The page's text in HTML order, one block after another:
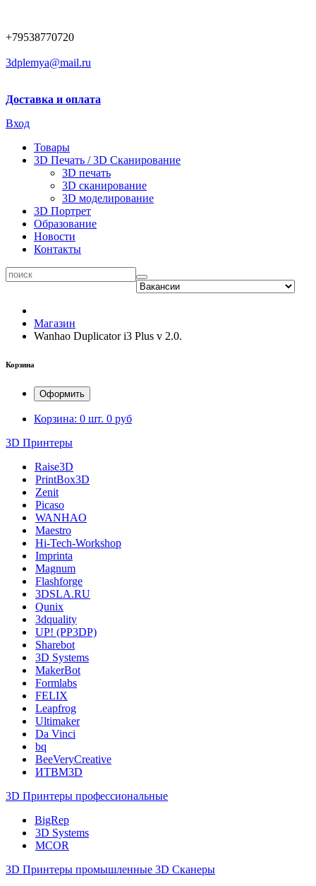
+79538770720
3dplemya@mail.ru
Доставка и оплата
Вход
Товары
3D Печать / 3D Сканирование
3D печать
3D сканирование
3D моделирование
3D Портрет
Образование
Новости
Контакты
Магазин
Wanhao Duplicator i3 Plus v 2.0.
Корзина
Оформить
Корзина: 0 шт. 0 руб
3D Принтеры
Raise3D
PrintBox3D
Zenit
Picaso
WANHAO
Maestro
Hi-Tech-Workshop
Imprinta
Magnum
Flashforge
3DSLA.RU
Qunix
3dquality
UP! (PP3DP)
Sharebot
3D Systems
MakerBot
Formlabs
FELIX
Leapfrog
Ultimaker
Da Vinci
bq
BeeVeryCreative
ИТВМ3D
3D Принтеры профессиональные
BigRep
3D Systems
MCOR
3D Принтеры промышленные 3D Сканеры